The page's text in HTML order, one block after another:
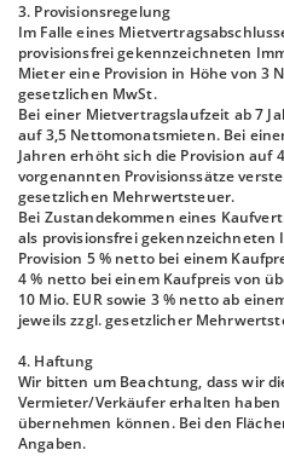
3. Provisionsregelung
Im Falle eines
provisionsfrei gekennzeichneten
Mieter eine Provision in Höhe von 3
gesetzlichen MwSt.
Bei einer Mietvertragslaufzeit ab 7
auf 3,5 Nettomonatsmieten. Bei
Jahren erhöht sich die Provision auf
vorgenannten Provisionssätze
gesetzlichen Mehrwertsteuer.
Bei Zustandekommen eines
als provisionsfrei gekennzeichneten
Provision 5 % netto bei einem
4 % netto bei einem Kaufpreis von
10 Mio. EUR sowie 3 % netto ab
jeweils zzgl. gesetzlicher
4. Haftung
Wir bitten um Beachtung, dass wir
Vermieter/Verkäufer erhalten
übernehmen können. Bei den
Angaben.